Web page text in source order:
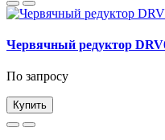
Червячный редуктор
По запросу
Купить